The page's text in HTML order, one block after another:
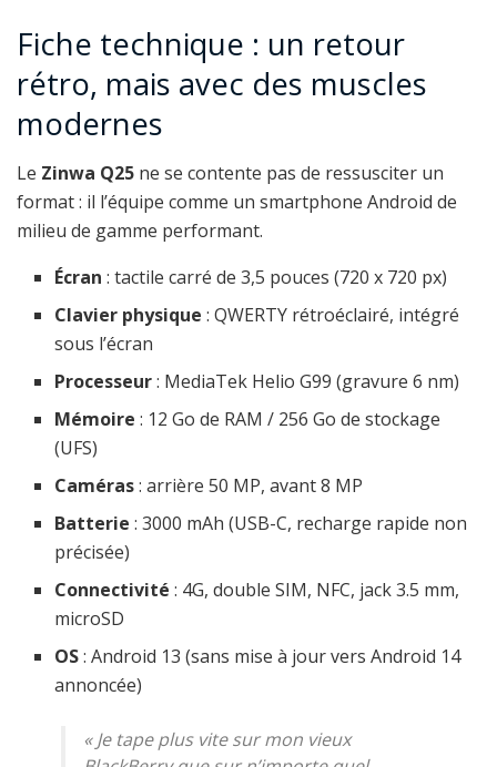
Fiche technique : un retour
rétro, mais avec des muscles
modernes
Le Zinwa Q25 ne se contente pas de ressusciter un
format : il l’équipe comme un smartphone Android de
milieu de gamme performant.
Écran : tactile carré de 3,5 pouces (720 x 720 px)
Clavier physique : QWERTY rétroéclairé, intégré
sous l’écran
Processeur: MediaTek Helio G99 (gravure 6 nm)
Mémoire : 12 Go de RAM / 256 Go de stockage
(UFS)
Caméras: arrière 50 MP, avant 8 MP
Batterie : 3000 mAh (USB-C, recharge rapide non
précisée)
Connectivité : 4G, double SIM, NFC, jack 3.5 mm,
microSD
OS: Android 13 (sans mise à jour vers Android 14
annoncée)
« Je tape plus vite sur mon vieux